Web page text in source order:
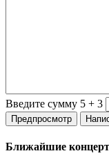
Введите сумму 5 + 3
Ближайшие